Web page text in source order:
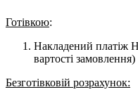
Готівкою:
Накладений платіж
вартості замовлення)
Безготівковій розрахунок: